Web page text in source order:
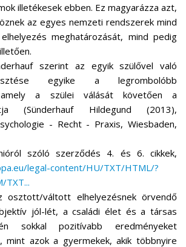
illetékesek ebben. Ez magyarázza azt,
az egyes nemzeti rendszerek mind
meghatározását, mind pedig
szerint az egyik szülővel való
egyike a legrombolóbb
amely a szülei válását követően a
(Sünderhauf Hildegund (2013),
- Recht - Praxis, Wiesbaden,
szóló szerződés 4. és 6. cikkek,
legal-content/HU/TXT/HTML/?
TXT...
osztott/váltott elhelyezésnek örvendő
jól-lét, a családi élet és a társas
sokkal pozitívabb eredményeket
mint azok a gyermekek, akik többnyire